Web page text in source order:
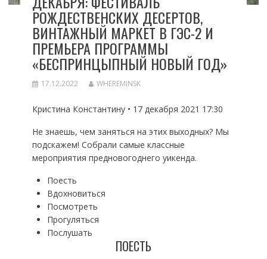
РОЖДЕСТВЕНСКИХ ДЕСЕРТОВ,
ВИНТАЖНЫЙ МАРКЕТ В ГЭС-2 И
ПРЕМЬЕРА ПРОГРАММЫ
«БЕСПРИНЦЫПНЫЙ НОВЫЙ ГОД»
17.12.2022 WHEREMINSK
Кристина Константину • 17 декабря 2021 17:30
Не знаешь, чем заняться на этих выходных? Мы
подскажем! Собрали самые классные
мероприятия предновогоднего уикенда.
Поесть
Вдохновиться
Посмотреть
Прогуляться
Послушать
ПОЕСТЬ